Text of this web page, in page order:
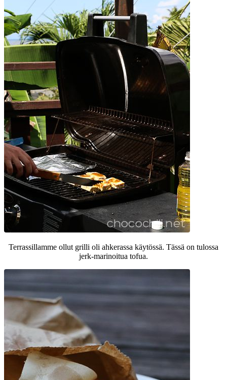
Terrassillamme ollut grilli oli ahkerassa käytössä. Tässä on tulossa
jerk-marinoitua tofua.